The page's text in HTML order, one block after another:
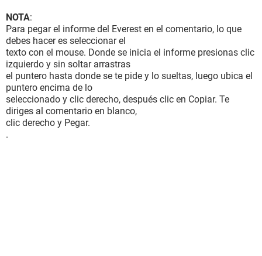
NOTA:
Para pegar el informe del Everest en el comentario, lo que
debes hacer es seleccionar el
texto con el mouse. Donde se inicia el informe presionas clic
izquierdo y sin soltar arrastras
el puntero hasta donde se te pide y lo sueltas, luego ubica el
puntero encima de lo
seleccionado y clic derecho, después clic en Copiar. Te
diriges al comentario en blanco,
clic derecho y Pegar.
.